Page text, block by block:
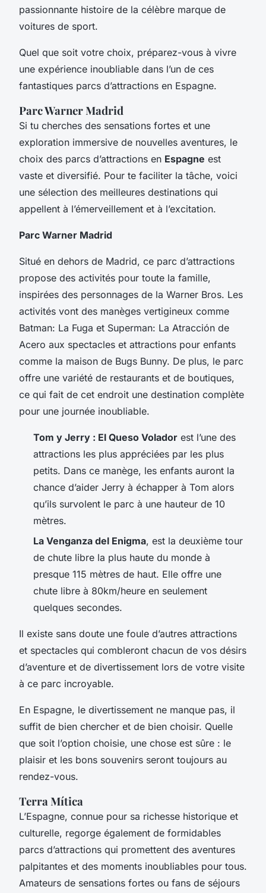
passionnante histoire de la célèbre marque de
voitures de sport.
Quel que soit votre choix, préparez-vous à vivre
une expérience inoubliable dans l’un de ces
fantastiques parcs d’attractions en Espagne.
Parc Warner Madrid
Si tu cherches des sensations fortes et une
exploration immersive de nouvelles aventures, le
choix des parcs d’attractions en Espagne est
vaste et diversifié. Pour te faciliter la tâche, voici
une sélection des meilleures destinations qui
appellent à l’émerveillement et à l’excitation.
Parc Warner Madrid
Situé en dehors de Madrid, ce parc d’attractions
propose des activités pour toute la famille,
inspirées des personnages de la Warner Bros. Les
activités vont des manèges vertigineux comme
Batman: La Fuga et Superman: La Atracción de
Acero aux spectacles et attractions pour enfants
comme la maison de Bugs Bunny. De plus, le parc
offre une variété de restaurants et de boutiques,
ce qui fait de cet endroit une destination complète
pour une journée inoubliable.
Tom y Jerry : El Queso Volador est l’une des
attractions les plus appréciées par les plus
petits. Dans ce manège, les enfants auront la
chance d’aider Jerry à échapper à Tom alors
qu’ils survolent le parc à une hauteur de 10
mètres.
La Venganza del Enigma, est la deuxième tour
de chute libre la plus haute du monde à
presque 115 mètres de haut. Elle offre une
chute libre à 80km/heure en seulement
quelques secondes.
Il existe sans doute une foule d’autres attractions
et spectacles qui combleront chacun de vos désirs
d’aventure et de divertissement lors de votre visite
à ce parc incroyable.
En Espagne, le divertissement ne manque pas, il
suffit de bien chercher et de bien choisir. Quelle
que soit l’option choisie, une chose est sûre : le
plaisir et les bons souvenirs seront toujours au
rendez-vous.
Terra Mítica
L’Espagne, connue pour sa richesse historique et
culturelle, regorge également de formidables
parcs d’attractions qui promettent des aventures
palpitantes et des moments inoubliables pour tous.
Amateurs de sensations fortes ou fans de séjours